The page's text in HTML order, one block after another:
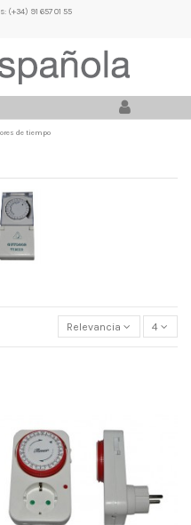
(+34) 91 657 01 55
de tiempo
Relevancia 4